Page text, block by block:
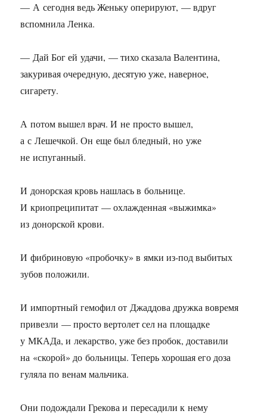
— А сегодня ведь Женьку оперируют, — вдруг
вспомнила Ленка.
— Дай Бог ей удачи, — тихо сказала Валентина,
закуривая очередную, десятую уже, наверное,
сигарету.
А потом вышел врач. И не просто вышел,
а с Лешечкой. Он еще был бледный, но уже
не испуганный.
И донорская кровь нашлась в больнице.
И криопреципитат — охлажденная «выжимка»
из донорской крови.
И фибриновую «пробочку» в ямки из-под выбитых
зубов положили.
И импортный гемофил от Джаддова дружка вовремя
привезли — просто вертолет сел на площадке
у МКАДа, и лекарство, уже без пробок, доставили
на «скорой» до больницы. Теперь хорошая его доза
гуляла по венам мальчика.
Они подождали Грекова и пересадили к нему